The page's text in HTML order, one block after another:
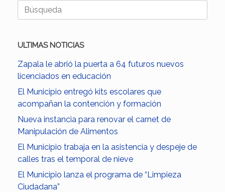
Buscar:
ULTIMAS NOTICIAS
Zapala le abrió la puerta a 64 futuros nuevos
licenciados en educación
El Municipio entregó kits escolares que
acompañan la contención y formación
Nueva instancia para renovar el carnet de
Manipulación de Alimentos
El Municipio trabaja en la asistencia y despeje de
calles tras el temporal de nieve
El Municipio lanza el programa de “Limpieza
Ciudadana”